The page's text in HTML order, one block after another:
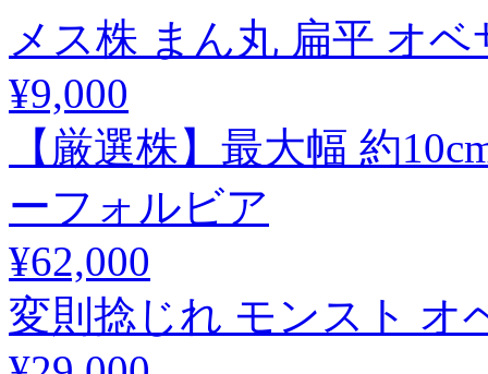
メス株 まん丸 扁平 オ
¥9,000
【厳選株】最大幅 約
ーフォルビア
¥62,000
変則捻じれ モンスト オ